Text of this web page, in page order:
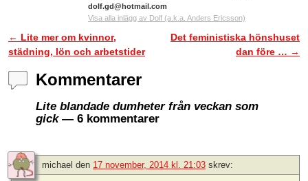
dolf.gd@hotmail.com
Visa alla inlägg av Dolf (a.k.a. Anders Ericsson)
Inläggsnavigering
← Lite mer om kvinnor,
städning, lön och arbetstider
Det feministiska hönshuset
dan före … →
Kommentarer
Lite blandade dumheter från veckan som
gick— 6 kommentarer
michael den 17 november, 2014 kl. 21:03 skrev: